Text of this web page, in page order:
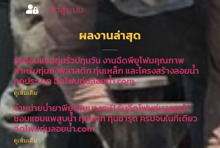
เข้าสู่ระบบ
ผลงานล่าสุด
รับซ่อมแซมทุ่นรั่วปทุมวัน งานฉีดพียูโฟมคุณภาพ
สำหรับทุ่นถังพลาสติก ทุ่นเหล็ก และโครงสร้างลอยน้ำ
ทุกประเภท ฉีดโฟมทุ่นลอยน้ำ.com
ดูเพิ่มเติม
จำหน่ายน้ำยาพียูโฟมบางกะปิ รับฉีดโฟมทุ่นลอยน้ำ
ซ่อมแซมแพสูบน้ำ ทุ่นแตก ทุ่นชำรุด ครบจบในที่เดียว
ฉีดโฟมทุ่นลอยน้ำ.com
ดูเพิ่มเติม